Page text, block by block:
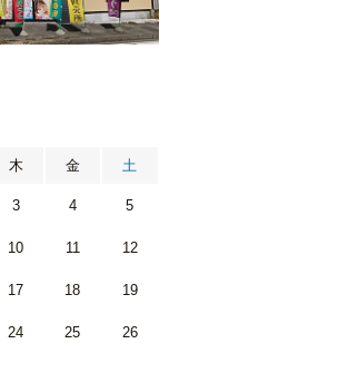
木 金 土
3 4 5
10 11 12
17 18 19
24 25 26